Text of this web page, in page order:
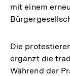
mit einem
Die
ergänzt die
Während der